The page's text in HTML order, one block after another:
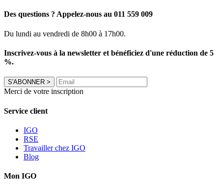
Des questions ? Appelez-nous au 011 559 009
Du lundi au vendredi de 8h00 à 17h00.
Inscrivez-vous à la newsletter et bénéficiez d'une réduction de 5
%.
S'ABONNER >
Merci de votre inscription
Service client
IGO
RSE
Travailler chez IGO
Blog
Mon IGO